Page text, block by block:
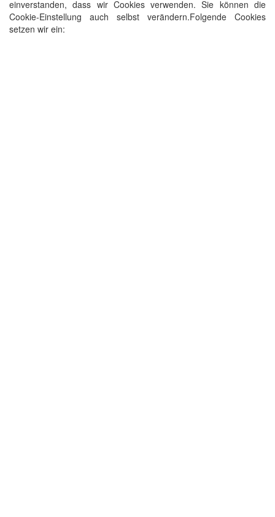
einverstanden, dass wir Cookies verwenden. Sie können die
Cookie-Einstellung auch selbst verändern.Folgende Cookies
setzen wir ein: